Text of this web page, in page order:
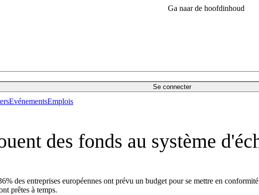
Ga naar de hoofdinhoud
Se connecter
EvénementsEmplois
des fonds au système
des entreprises européennes ont prévu un budget pour se mettre en
prêtes à temps.